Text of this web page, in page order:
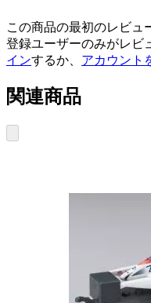
この商品の最初のレビュ
登録ユーザーのみがレビ
インするか、 アカウント
関連商品